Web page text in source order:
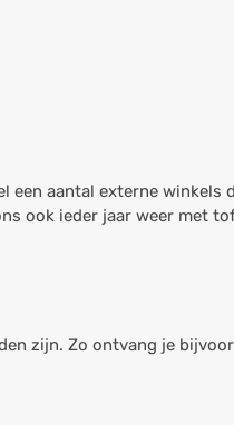
aantal externe winkels
ook ieder jaar weer met
zijn. Zo ontvang je